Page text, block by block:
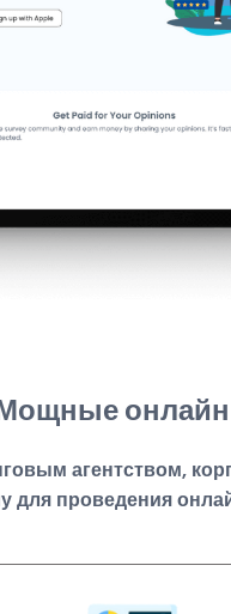
агентством,
для проведения